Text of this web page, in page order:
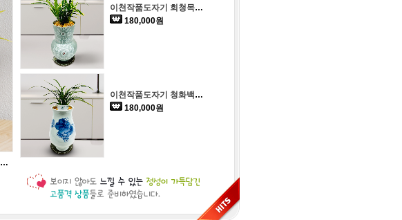
이천작품도자기 일자투각목단분-금기(서울,경기일부 배송가능)
이천작품도자기 회청목단문 장경병-대국(서울,경기일부 배송가능)
180,000원
이천작품도자기 청화백자 포도문분-황제(서울,경기일부 배송가능)
180,000원